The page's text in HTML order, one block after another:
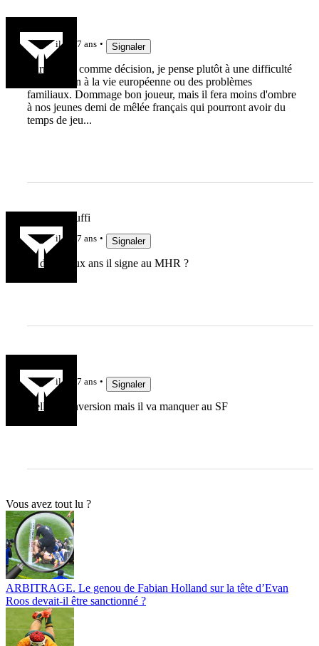
il y a 7 ans Signaler
Surprenant comme décision, je pense plutôt à une difficulté
d'adaptation à la vie européenne ou des problèmes
familiaux. Dommage bon joueur, mais il fera moins d'ombre
à nos jeunes demi de mêlée français qui pourront avoir du
temps de jeu...
Tuilagi Bouffi
il y a 7 ans Signaler
Et dans deux ans il signe au MHR ?
il y a 7 ans Signaler
Belle reconversion mais il va manquer au SF
Vous avez tout lu ?
ARBITRAGE. Le genou de Fabian Holland sur la tête d’Evan
Roos devait-il être sanctionné ?